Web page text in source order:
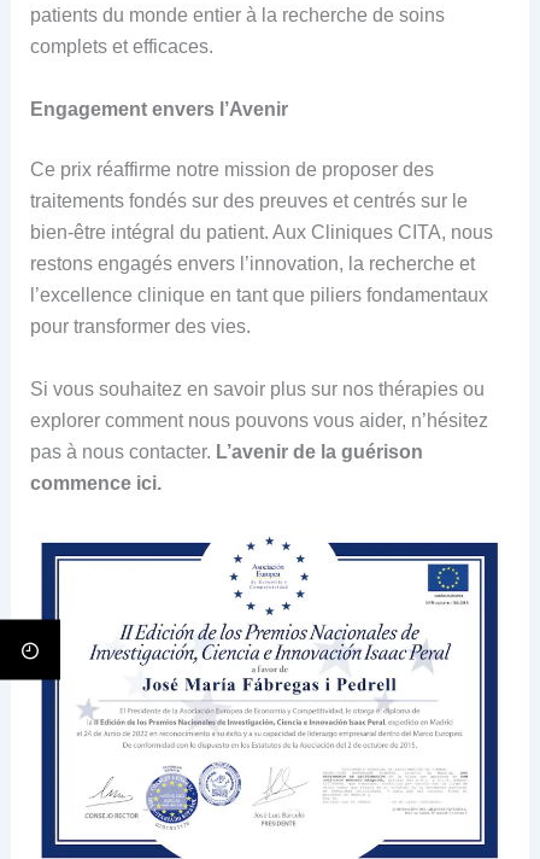
patients du monde entier à la recherche de soins
complets et efficaces.
Engagement envers l’Avenir
Ce prix réaffirme notre mission de proposer des
traitements fondés sur des preuves et centrés sur le
bien-être intégral du patient. Aux Cliniques CITA, nous
restons engagés envers l’innovation, la recherche et
l’excellence clinique en tant que piliers fondamentaux
pour transformer des vies.
Si vous souhaitez en savoir plus sur nos thérapies ou
explorer comment nous pouvons vous aider, n’hésitez
pas à nous contacter. L’avenir de la guérison
commence ici.